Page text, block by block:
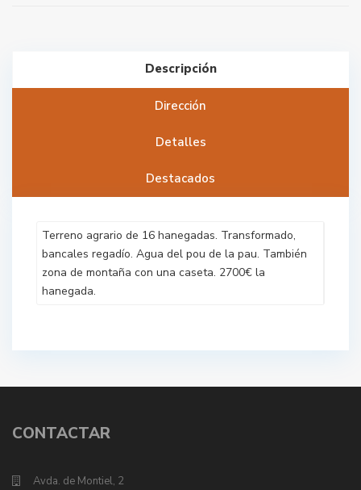
Descripción
Dirección
Detalles
Destacados
Terreno agrario de 16 hanegadas. Transformado,
bancales regadío. Agua del pou de la pau. También
zona de montaña con una caseta. 2700€ la
hanegada.
CONTACTAR
Avda. de Montiel, 2